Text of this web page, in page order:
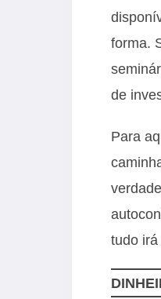
forma.
de
Para
tudo